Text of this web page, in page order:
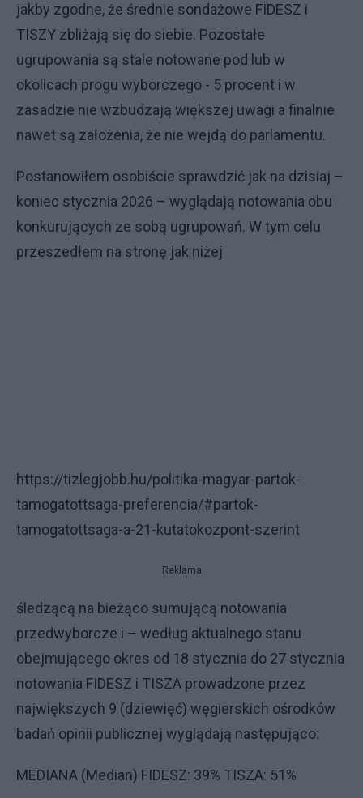
jakby zgodne, że średnie sondażowe FIDESZ i
TISZY zbliżają się do siebie. Pozostałe
ugrupowania są stale notowane pod lub w
okolicach progu wyborczego - 5 procent i w
zasadzie nie wzbudzają większej uwagi a finalnie
nawet są założenia, że nie wejdą do parlamentu.
Postanowiłem osobiście sprawdzić jak na dzisiaj –
koniec stycznia 2026 – wyglądają notowania obu
konkurujących ze sobą ugrupowań. W tym celu
przeszedłem na stronę jak niżej
https://tizlegjobb.hu/politika-magyar-partok-
tamogatottsaga-preferencia/#partok-
tamogatottsaga-a-21-kutatokozpont-szerint
Reklama
śledzącą na bieżąco sumującą notowania
przedwyborcze i – według aktualnego stanu
obejmującego okres od 18 stycznia do 27 stycznia
notowania FIDESZ i TISZA prowadzone przez
największych 9 (dziewięć) węgierskich ośrodków
badań opinii publicznej wyglądają następująco:
MEDIANA (Median) FIDESZ: 39% TISZA: 51%